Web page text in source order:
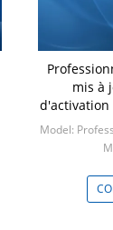
mis à
d'activation de
Model: